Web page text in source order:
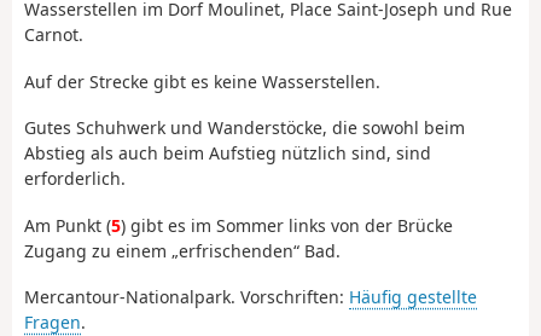
Wasserstellen im Dorf Moulinet, Place Saint-Joseph und Rue
Carnot.
Auf der Strecke gibt es keine Wasserstellen.
Gutes Schuhwerk und Wanderstöcke, die sowohl beim
Abstieg als auch beim Aufstieg nützlich sind, sind
erforderlich.
Am Punkt (5) gibt es im Sommer links von der Brücke
Zugang zu einem „erfrischenden“ Bad.
Mercantour-Nationalpark. Vorschriften: Häufig gestellte
Fragen.